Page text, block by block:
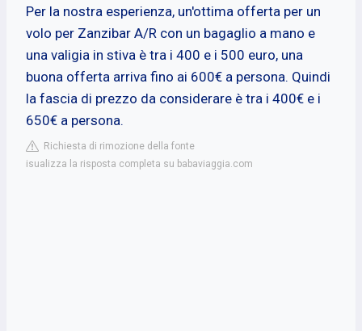
Per la nostra esperienza, un'ottima offerta per un
volo per Zanzibar A/R con un bagaglio a mano e
una valigia in stiva è tra i 400 e i 500 euro, una
buona offerta arriva fino ai 600€ a persona. Quindi
la fascia di prezzo da considerare è tra i 400€ e i
650€ a persona.
Richiesta di rimozione della fonte
isualizza la risposta completa su babaviaggia.com